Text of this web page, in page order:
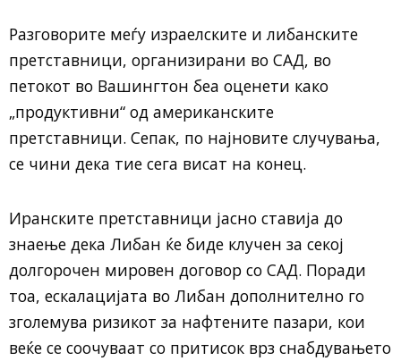
Разговорите меѓу израелските и либанските
претставници, организирани во САД, во
петокот во Вашингтон беа оценети како
„продуктивни“ од американските
претставници. Сепак, по најновите случувања,
се чини дека тие сега висат на конец.
Иранските претставници јасно ставија до
знаење дека Либан ќе биде клучен за секој
долгорочен мировен договор со САД. Поради
тоа, ескалацијата во Либан дополнително го
зголемува ризикот за нафтените пазари, кои
веќе се соочуваат со притисок врз снабдувањето